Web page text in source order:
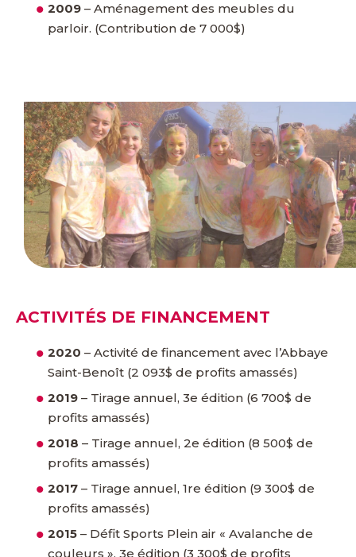
2009 – Aménagement des meubles du
parloir. (Contribution de 7 000$)
ACTIVITÉS DE FINANCEMENT
2020 – Activité de financement avec l’Abbaye
Saint-Benoît (2 093$ de profits amassés)
2019 – Tirage annuel, 3e édition (6 700$ de
profits amassés)
2018 – Tirage annuel, 2e édition (8 500$ de
profits amassés)
2017 – Tirage annuel, 1re édition (9 300$ de
profits amassés)
2015 – Défit Sports Plein air « Avalanche de
couleurs », 3e édition (3 300$ de profits